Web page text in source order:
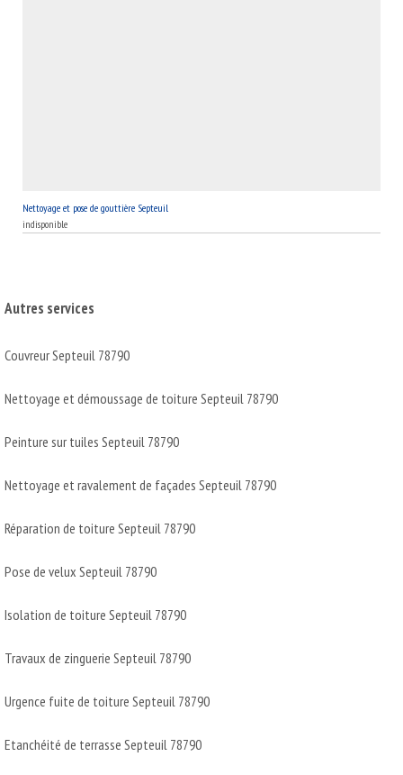
Nettoyage et pose de gouttière Septeuil
indisponible
Autres services
Couvreur Septeuil 78790
Nettoyage et démoussage de toiture Septeuil 78790
Peinture sur tuiles Septeuil 78790
Nettoyage et ravalement de façades Septeuil 78790
Réparation de toiture Septeuil 78790
Pose de velux Septeuil 78790
Isolation de toiture Septeuil 78790
Travaux de zinguerie Septeuil 78790
Urgence fuite de toiture Septeuil 78790
Etanchéité de terrasse Septeuil 78790